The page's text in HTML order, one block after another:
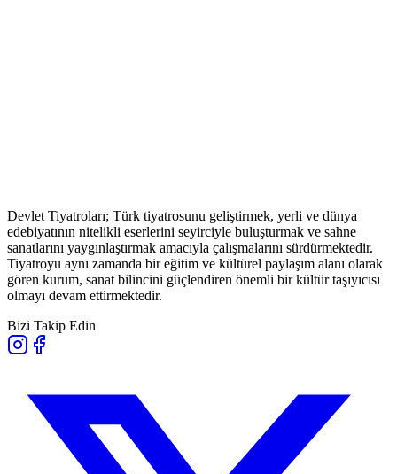
Devlet Tiyatroları; Türk tiyatrosunu geliştirmek, yerli ve dünya
edebiyatının nitelikli eserlerini seyirciyle buluşturmak ve sahne
sanatlarını yaygınlaştırmak amacıyla çalışmalarını sürdürmektedir.
Tiyatroyu aynı zamanda bir eğitim ve kültürel paylaşım alanı olarak
gören kurum, sanat bilincini güçlendiren önemli bir kültür taşıyıcısı
olmayı devam ettirmektedir.
Bizi Takip Edin